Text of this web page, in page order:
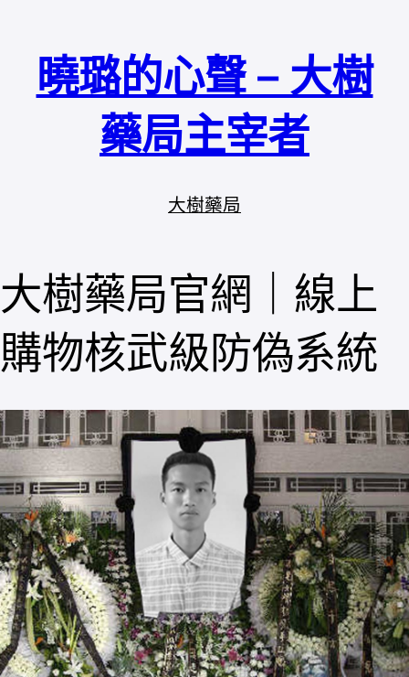
曉璐的心聲 – 大樹
藥局主宰者
大樹藥局
大樹藥局官網｜線上
購物核武級防偽系統